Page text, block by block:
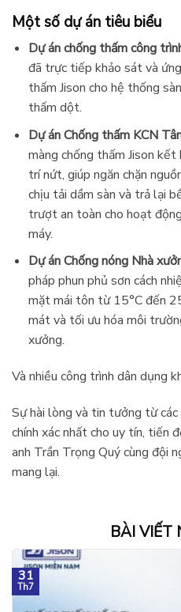
Một số dự án tiêu biểu
Dự án chống thấm công
đã trực tiếp khảo sát và
thấm Jison cho hệ thống
thấm dột.
Dự án Chống thấm KCN
màng chống thấm Jison
trí nứt, giúp ngăn chặn
chịu tải dầm sàn và trả lại
trượt an toàn cho hoạt
máy.
Dự án Chống nóng Nhà
pháp phun phủ sơn cách
mặt mái tôn từ 15°C đến
mát và tối ưu hóa môi
xưởng.
Và nhiều công trình dân dụng
Sự hài lòng và tin tưởng từ
chính xác nhất cho uy tín, tiến
anh Trần Trọng Quý cùng đội
mang lại.
BÀI VIẾT
31
Th7